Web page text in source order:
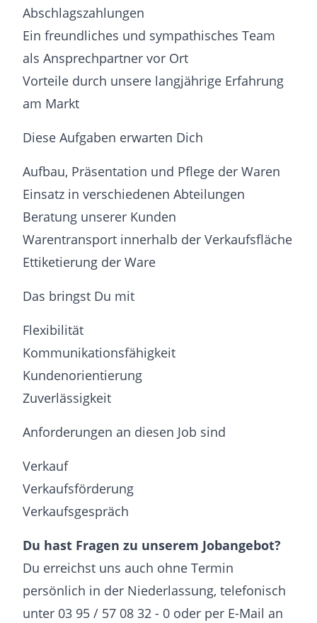
Abschlagszahlungen
Ein freundliches und sympathisches Team
als Ansprechpartner vor Ort
Vorteile durch unsere langjährige Erfahrung
am Markt
Diese Aufgaben erwarten Dich
Aufbau, Präsentation und Pflege der Waren
Einsatz in verschiedenen Abteilungen
Beratung unserer Kunden
Warentransport innerhalb der Verkaufsfläche
Ettiketierung der Ware
Das bringst Du mit
Flexibilität
Kommunikationsfähigkeit
Kundenorientierung
Zuverlässigkeit
Anforderungen an diesen Job sind
Verkauf
Verkaufsförderung
Verkaufsgespräch
Du hast Fragen zu unserem Jobangebot?
Du erreichst uns auch ohne Termin
persönlich in der Niederlassung, telefonisch
unter 03 95 / 57 08 32 - 0 oder per E-Mail an